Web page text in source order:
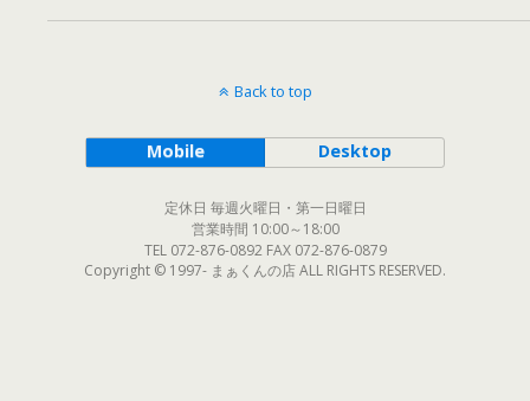
Back to top
Mobile Desktop
定休日 毎週火曜日・第一日曜日
営業時間 10:00～18:00
TEL 072-876-0892 FAX 072-876-0879
Copyright © 1997- まぁくんの店 ALL RIGHTS RESERVED.